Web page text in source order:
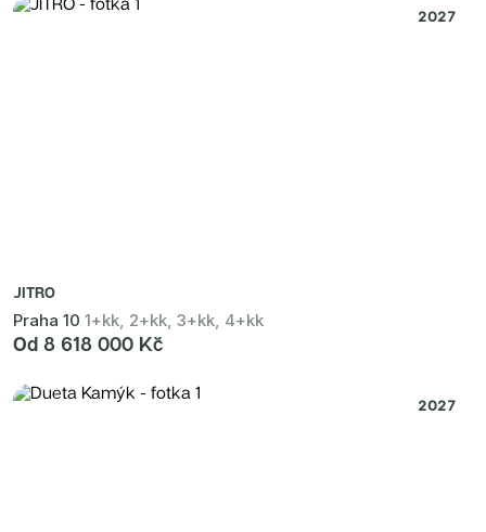
2027
JITRO
Praha 10 1+kk, 2+kk, 3+kk, 4+kk
Od 8 618 000 Kč
2027